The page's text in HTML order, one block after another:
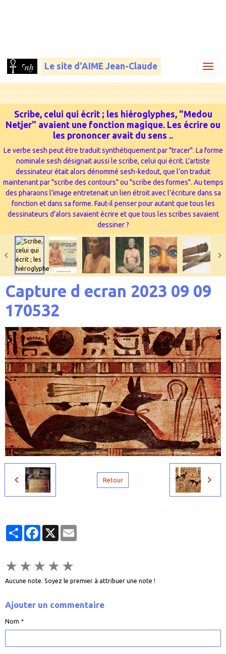
Le site d'AIME Jean-Claude
Scribe, celui qui écrit ; les hiéroglyphes, "Medou
Netjer" avaient une fonction magique. Les écrire ou
les prononcer avait du sens ..
Le verbe sesh peut être traduit synthétiquement par "tracer". La forme
nominale sesh désignait aussi le scribe, celui qui écrit. L’artiste
dessinateur était alors dénommé sesh-kedout, que l’on traduit
maintenant par "scribe des contours" ou "scribe des formes". Au temps
des pharaons l’image entretenait un lien étroit avec l’écriture dans sa
fonction et dans sa forme. Faut-il penser pour autant que tous les
dessinateurs d’alors savaient écrire et que tous les scribes savaient
dessiner ?
Capture d ecran 2023 09 09
170532
Retour
PartagerFacebook
★ ★ ★ ★ ★
Aucune note. Soyez le premier à attribuer une note !
Ajouter un commentaire
Nom